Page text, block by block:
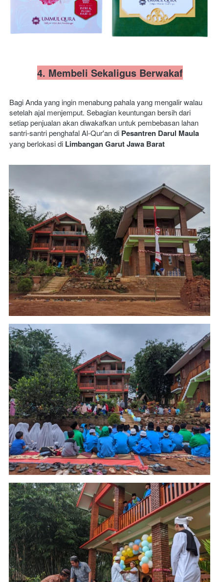
4. Membeli Sekaligus Berwakaf
Bagi Anda yang ingin menabung pahala yang mengalir walau
setelah ajal menjemput. Sebagian keuntungan bersih dari
setiap penjualan akan diwakafkan untuk pembebasan lahan
santri-santri penghafal Al-Qur'an di Pesantren Darul Maula
yang berlokasi di Limbangan Garut Jawa Barat